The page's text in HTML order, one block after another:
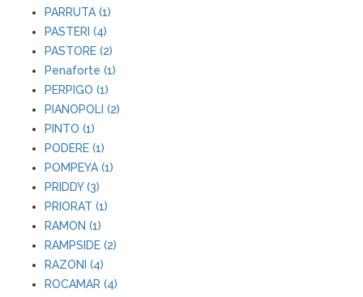
PARRUTA (1)
PASTERI (4)
PASTORE (2)
Penaforte (1)
PERPIGO (1)
PIANOPOLI (2)
PINTO (1)
PODERE (1)
POMPEYA (1)
PRIDDY (3)
PRIORAT (1)
RAMON (1)
RAMPSIDE (2)
RAZONI (4)
ROCAMAR (4)